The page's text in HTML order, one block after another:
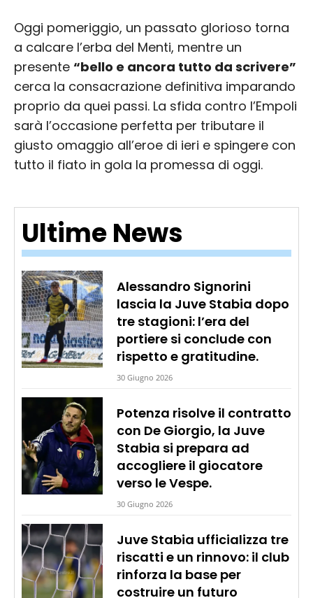
Ultime News
Alessandro Signorini
lascia la Juve Stabia dopo
tre stagioni: l’era del
portiere si conclude con
rispetto e gratitudine.
30 Giugno 2026
Potenza risolve il contratto
con De Giorgio, la Juve
Stabia si prepara ad
accogliere il giocatore
verso le Vespe.
30 Giugno 2026
Juve Stabia ufficializza tre
riscatti e un rinnovo: il club
rinforza la base per
costruire un futuro
Oggi pomeriggio, un passato glorioso torna
a calcare l’erba del Menti, mentre un
presente “bello e ancora tutto da scrivere”
cerca la consacrazione definitiva imparando
proprio da quei passi. La sfida contro l’Empoli
sarà l’occasione perfetta per tributare il
giusto omaggio all’eroe di ieri e spingere con
tutto il fiato in gola la promessa di oggi.